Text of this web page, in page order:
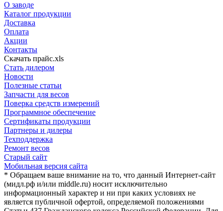
О заводе
Каталог продукции
Доставка
Оплата
Акции
Контакты
Скачать прайс.xls
Стать дилером
Новости
Полезные статьи
Запчасти для весов
Поверка средств измерений
Программное обеспечение
Сертификаты продукции
Партнеры и дилеры
Техподдержка
Ремонт весов
Старый сайт
Мобильная версия сайта
* Обращаем ваше внимание на то, что данный Интернет-сайт
(мидл.рф и/или middle.ru) носит исключительно
информационный характер и ни при каких условиях не
является публичной офертой, определяемой положениями